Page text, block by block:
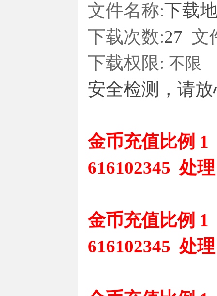
文件名称:下载
下载次数:27 文
下载权限: 不限
安全检测，请
金币充值比例
616102345 处理
金币充值比例
616102345 处理